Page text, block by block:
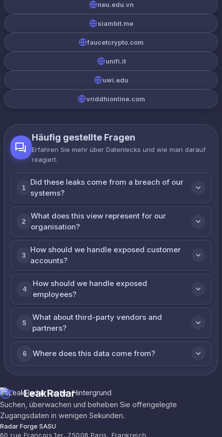
neu.edu.vn
siambit.me
faucetcrypto.com
unifi.it
uwi.edu
vriddhionline.com
Häufig gestellte Fragen
Erfahren Sie mehr über Datenlecks und wie man darauf
reagiert.
1
Did these leaks come from a breach of our
systems?
2
What does this view represent for our
organisation?
3
How should we handle exposed customer
accounts?
4
How should we handle exposed
employees?
5
What about third-party vendors and
partners?
6 Where does this data come from?
LeakRadar
Suchen, überwachen und beheben Sie offengelegte
Zugangsdaten in wenigen Sekunden.
Radar Forge SASU
60 rue François 1er, 75008 Paris, Frankreich